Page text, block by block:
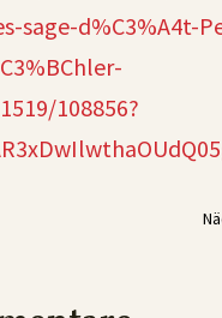
sage-d%C3%A4t-
108856?